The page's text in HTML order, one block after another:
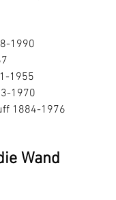
1990
1955
1970
1884-1976
Wand